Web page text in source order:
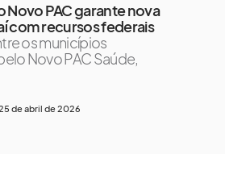
PAC garante nova
com recursos federais
os municípios
Novo PAC Saúde,
de abril de 2026